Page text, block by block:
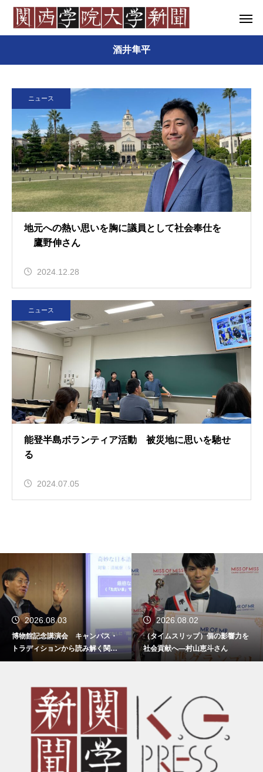
酒井隼平
ニュース
地元への熱い思いを胸に議員として社会奉仕を
鷹野伸さん
2024.12.28
ニュース
能登半島ボランティア活動 被災地に思いを馳せ
る
2024.07.05
キャンパス・
読み解く関西
（タイムスリップ）個の影響力を
社会貢献へ―村山恵斗さん
2026.08.02
ドラマを通じ、
て捉える契機に
の戦争」